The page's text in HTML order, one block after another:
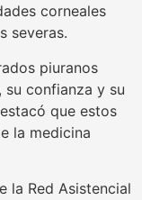
corneales
severas.
piuranos
confianza y su
que estos
la medicina
la Red Asistencial